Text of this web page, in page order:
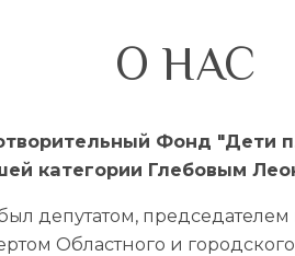
О НАС
Фонд "Дети
категории Глебовым
депутатом,
Областного и